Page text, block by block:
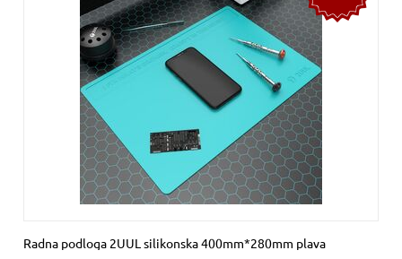
Radna podloga 2UUL silikonska 400mm*280mm plava